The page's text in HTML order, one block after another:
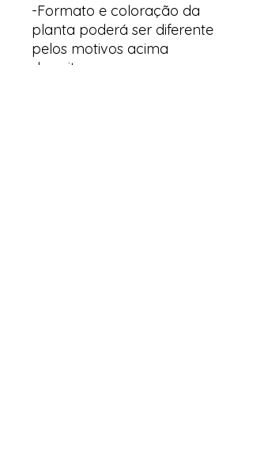
-Formato e coloração da
planta poderá ser diferente
pelos motivos acima
descritos.